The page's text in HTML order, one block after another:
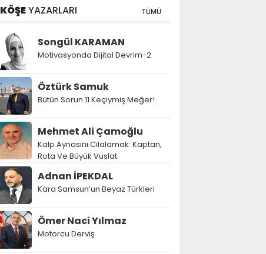
KÖŞEYAZARLARI TÜMÜ
Songül KARAMAN
Motivasyonda Dijital Devrim-2
Öztürk Samuk
Bütün Sorun 11 Keçiymiş Meğer!
Mehmet Ali Çamoğlu
Kalp Aynasını Cilalamak: Kaptan,
Rota Ve Büyük Vuslat
Adnan İPEKDAL
Kara Samsun’un Beyaz Türkleri
Ömer Naci Yılmaz
Motorcu Derviş